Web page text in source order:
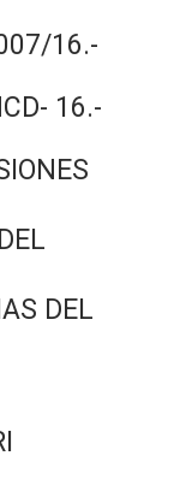
16.-
16.-
DEL